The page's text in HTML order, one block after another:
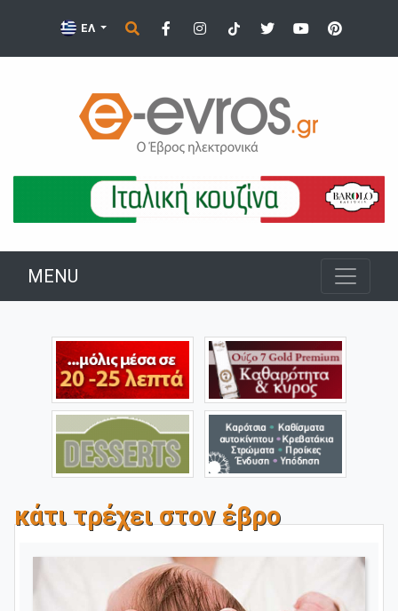
ΕΛ
MENU
κάτι τρέχει στον έβρο